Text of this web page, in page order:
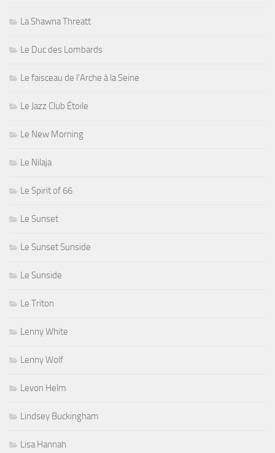
La Shawna Threatt
Le Duc des Lombards
Le faisceau de l'Arche à la Seine
Le Jazz Club Étoile
Le New Morning
Le Nilaja
Le Spirit of 66
Le Sunset
Le Sunset Sunside
Le Sunside
Le Triton
Lenny White
Lenny Wolf
Levon Helm
Lindsey Buckingham
Lisa Hannah